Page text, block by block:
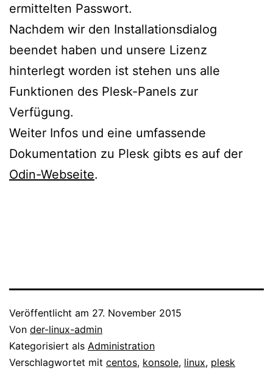
ermittelten Passwort.
Nachdem wir den Installationsdialog
beendet haben und unsere Lizenz
hinterlegt worden ist stehen uns alle
Funktionen des Plesk-Panels zur
Verfügung.
Weiter Infos und eine umfassende
Dokumentation zu Plesk gibts es auf der
Odin-Webseite.
Veröffentlicht am 27. November 2015
Von der-linux-admin
Kategorisiert als Administration
Verschlagwortet mit centos, konsole, linux, plesk